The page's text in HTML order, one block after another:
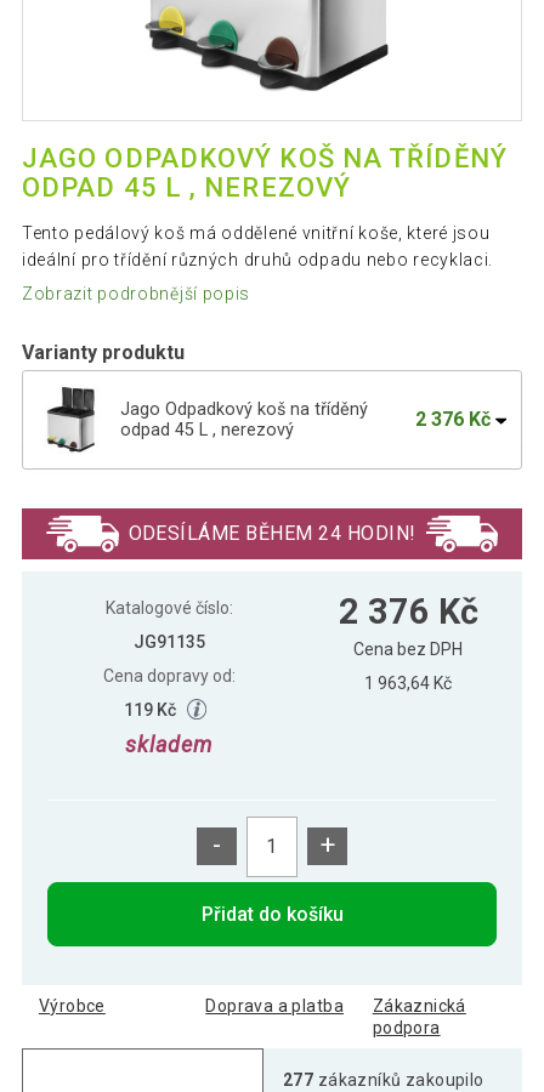
JAGO ODPADKOVÝ KOŠ NA TŘÍDĚNÝ
ODPAD 45 L , NEREZOVÝ
Tento pedálový koš má oddělené vnitřní koše, které jsou
ideální pro třídění různých druhů odpadu nebo recyklaci.
Zobrazit podrobnější popis
Varianty produktu
Jago Odpadkový koš na tříděný
odpad 45 L , nerezový
2 376 Kč
16 L, nerezový
60 L, nerezový
2 976 Kč
ODESÍLÁME BĚHEM 24 HODIN!
Katalogové číslo:
JG91135
Cena dopravy od:
119 Kč
skladem
2 376 Kč
Cena bez DPH
1 963,64 Kč
- +
Přidat do košíku
Výrobce Doprava a platba
Zákaznická
podpora
277 zákazníků zakoupilo